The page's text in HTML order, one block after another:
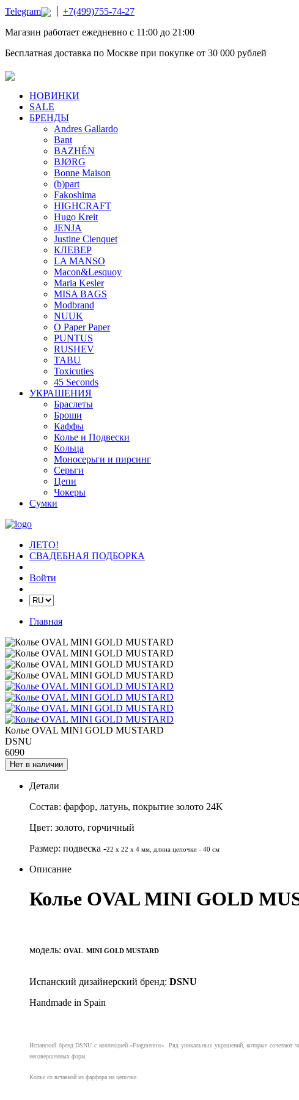
Telegram
+7(499)755-74-27
Магазин работает ежедневно с 11:00 до 21:00
Бесплатная доставка по Москве при покупке от 30 000 рублей
НОВИНКИ
SALE
БРЕНДЫ
Andres Gallardo
Bant
BAZHÉN
BJØRG
Bonne Maison
(b)part
Fakoshima
HIGHCRAFT
Hugo Kreit
JENJA
Justine Clenquet
КЛЕВЕР
LA MANSO
Macon&Lesquoy
Maria Kesler
MISA BAGS
Modbrand
NUUK
O Paper Paper
PUNTUS
RUSHEV
TABU
Toxicuties
45 Seconds
УКРАШЕНИЯ
Браслеты
Броши
Каффы
Колье и Подвески
Кольца
Моносерьги и пирсинг
Серьги
Цепи
Чокеры
Сумки
ЛЕТО!
СВАДЕБНАЯ ПОДБОРКА
Войти
Главная
Колье OVAL MINI GOLD MUSTARD
DSNU
6090
Нет в наличии
Детали
Состав: фарфор, латунь, покрытие золото 24K
Цвет: золото, горчичный
Размер: подвеска -22 x 22 x 4 мм , длина цепочки - 40 cм
Описание
Колье OVAL MINI GOLD
модель: OVAL MINI GOLD MUSTARD
Испанский дизайнерский бренд: DSNU
Handmade in Spain
Испанский бренд DSNU с коллекцией «Fragmentos». Ряд уникальных украшений, которые сочетают
несовершенных форм.
Колье со вставкой из фарфора на цепочке.